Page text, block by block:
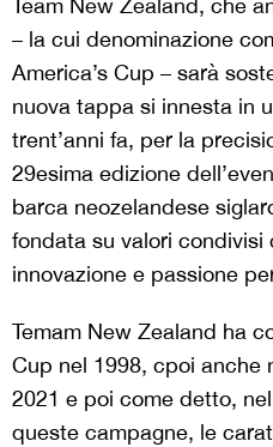
Team New Zealand, che
– la cui denominazione
America’s Cup – sarà
nuova tappa si innesta in
trent’anni fa, per la
29esima edizione
barca neozelandese
fondata su valori condivisi
innovazione e passione
Temam New Zealand ha
Cup nel 1998, cpoi anche
2021 e poi come detto,
queste campagne, le